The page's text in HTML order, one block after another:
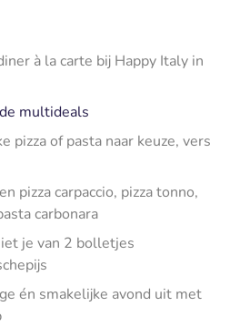
à la carte bij Happy Italy in
multideals
pizza of pasta naar keuze, vers
pizza carpaccio, pizza tonno,
carbonara
je van 2 bolletjes
én smakelijke avond uit met